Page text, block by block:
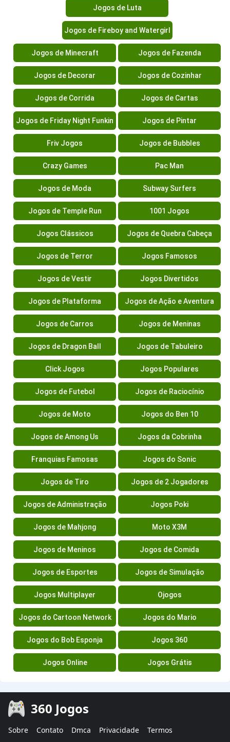
Jogos de Luta
Jogos de Fireboy and Watergirl
Jogos de Minecraft Jogos de Fazenda
Jogos de Decorar Jogos de Cozinhar
Jogos de Corrida Jogos de Cartas
Jogos de Friday Night Funkin Jogos de Pintar
Friv Jogos Jogos de Bubbles
Crazy Games Pac Man
Jogos de Moda Subway Surfers
Jogos de Temple Run 1001 Jogos
Jogos Clássicos Jogos de Quebra Cabeça
Jogos de Terror Jogos Famosos
Jogos de Vestir Jogos Divertidos
Jogos de Plataforma Jogos de Ação e Aventura
Jogos de Carros Jogos de Meninas
Jogos de Dragon Ball Jogos de Tabuleiro
Click Jogos Jogos Populares
Jogos de Futebol Jogos de Raciocínio
Jogos de Moto Jogos do Ben 10
Jogos de Among Us Jogos da Cobrinha
Franquias Famosas Jogos do Sonic
Jogos de Tiro Jogos de 2 Jogadores
Jogos de Administração Jogos Poki
Jogos de Mahjong Moto X3M
Jogos de Meninos Jogos de Comida
Jogos de Esportes Jogos de Simulação
Jogos Multiplayer Ojogos
Jogos do Cartoon Network Jogos do Mario
Jogos do Bob Esponja Jogos 360
Jogos Online Jogos Grátis
360 Jogos
Sobre Contato Dmca Privacidade Termos